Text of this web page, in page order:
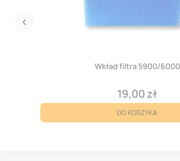
Wkład filtra 5900/6000
Cena
19,00 zł
DO KOSZYKA